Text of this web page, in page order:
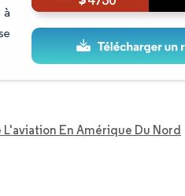
à
L'aviation En Amérique Du Nord